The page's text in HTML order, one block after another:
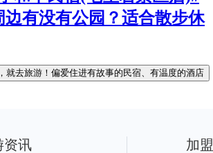
边有没有公园？适合散步休
就去旅游！偏爱住进有故事的民宿、有温度的酒店
资讯 加